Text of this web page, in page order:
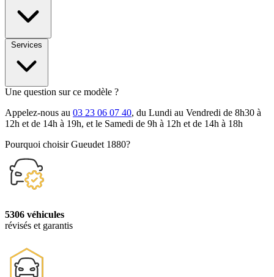
Services
Une question sur ce modèle ?
Appelez-nous au 03 23 06 07 40, du Lundi au Vendredi de 8h30 à
12h et de 14h à 19h, et le Samedi de 9h à 12h et de 14h à 18h
Pourquoi choisir Gueudet 1880?
5306 véhicules
révisés et garantis